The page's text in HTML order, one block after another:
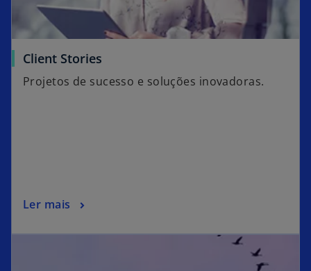
Client Stories
Projetos de sucesso e soluções inovadoras.
Ler mais